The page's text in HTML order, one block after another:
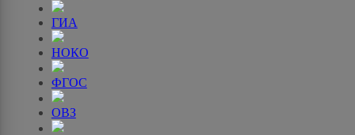
ГИА
НОКО
ФГОС
ОВЗ